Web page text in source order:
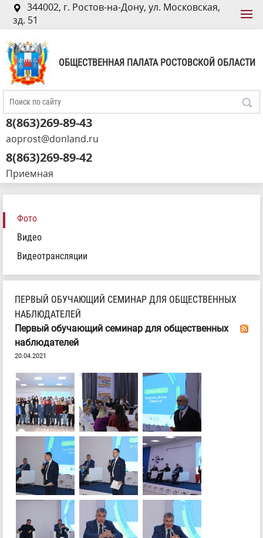
344002, г. Ростов-на-Дону, ул. Московская,
зд. 51
ОБЩЕСТВЕННАЯ ПАЛАТА РОСТОВСКОЙ ОБЛАСТИ
8(863)269-89-43
aoprost@donland.ru
8(863)269-89-42
Приемная
Фото
Видео
Видеотрансляции
ПЕРВЫЙ ОБУЧАЮЩИЙ СЕМИНАР ДЛЯ ОБЩЕСТВЕННЫХ
НАБЛЮДАТЕЛЕЙ
Первый обучающий семинар для общественных
наблюдателей
20.04.2021